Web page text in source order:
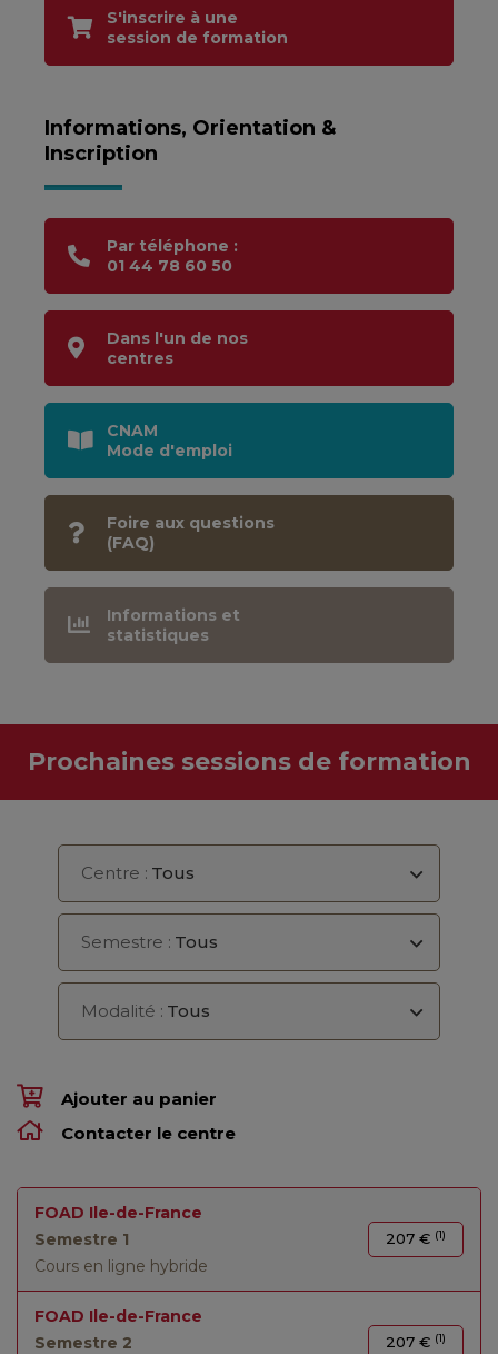
S'inscrire à une
session de formation
Informations, Orientation &
Inscription
Par téléphone :
01 44 78 60 50
Dans l'un de nos
centres
CNAM
Mode d'emploi
Foire aux questions
(FAQ)
Informations et
statistiques
Prochaines sessions de formation
Centre : Tous
Semestre : Tous
Modalité : Tous
Ajouter au panier
Contacter le centre
FOAD Ile-de-France
Semestre 1
Cours en ligne hybride
207 € (1)
FOAD Ile-de-France
Semestre 2
207 € (1)